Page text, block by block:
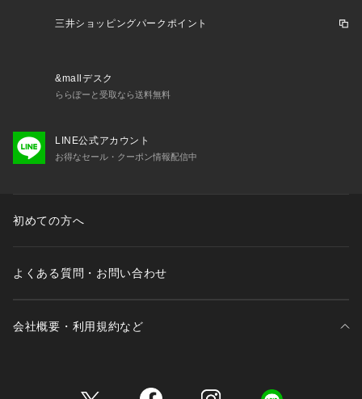
三井ショッピングパークポイント
&mallデスク
ららぽーと受取なら送料無料
LINE公式アカウント
お得なセール・クーポン情報配信中
初めての方へ
よくある質問・お問い合わせ
会社概要・利用規約など